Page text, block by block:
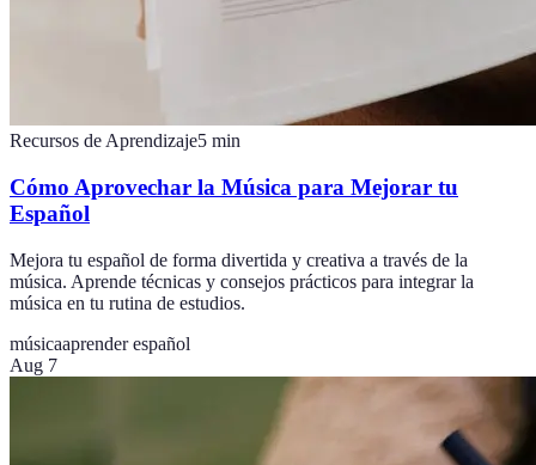
Recursos de Aprendizaje5 min
Cómo Aprovechar la Música para Mejorar tu
Español
Mejora tu español de forma divertida y creativa a través de la
música. Aprende técnicas y consejos prácticos para integrar la
música en tu rutina de estudios.
músicaaprender español
Aug 7